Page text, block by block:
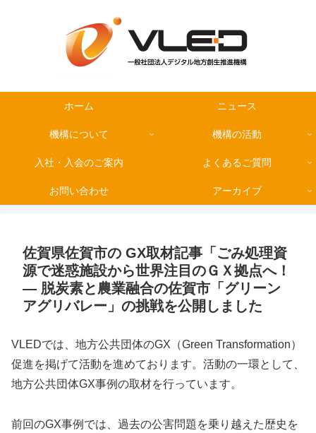
ホーム ニュース
機構について 機構の活動
入社・入会のご案内 よくあるご質問
お問い合わせ アーカイブ
佐賀県佐賀市の GX取材記事「ごみ処理資
源で迷惑施設から世界注目のＧＸ拠点へ！
― 脱炭素と農業融合の佐賀市「グリーン
アグリバレー」の挑戦を公開しました
VLEDでは、地方公共団体のGX（Green Transformation）
促進を掲げて活動を進めております。活動の一環として、
地方公共団体GX事例の取材を行っています。
前回のGX事例では、過去の公害問題を乗り越えた歴史を